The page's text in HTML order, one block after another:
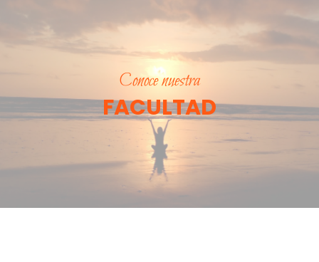
Conoce nuestra
FACULTAD